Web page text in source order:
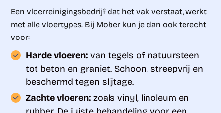
Een vloerreinigingsbedrijf dat het vak verstaat, werkt
met alle vloertypes. Bij Mober kun je dan ook terecht
voor:
Harde vloeren: van tegels of natuursteen
tot beton en graniet. Schoon, streepvrij en
beschermd tegen slijtage.
Zachte vloeren: zoals vinyl, linoleum en